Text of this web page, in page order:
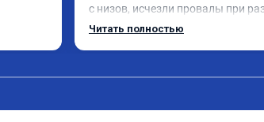
с низов, исчезли провалы при
Расход в спокойном режиме даже
Читать полностью